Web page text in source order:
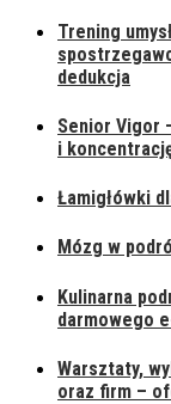
Trening
dedukcja
Senior Vigor
i
Łamigłówki
Mózg w
Kulinarna
darmowego
Warsztaty,
oraz firm –